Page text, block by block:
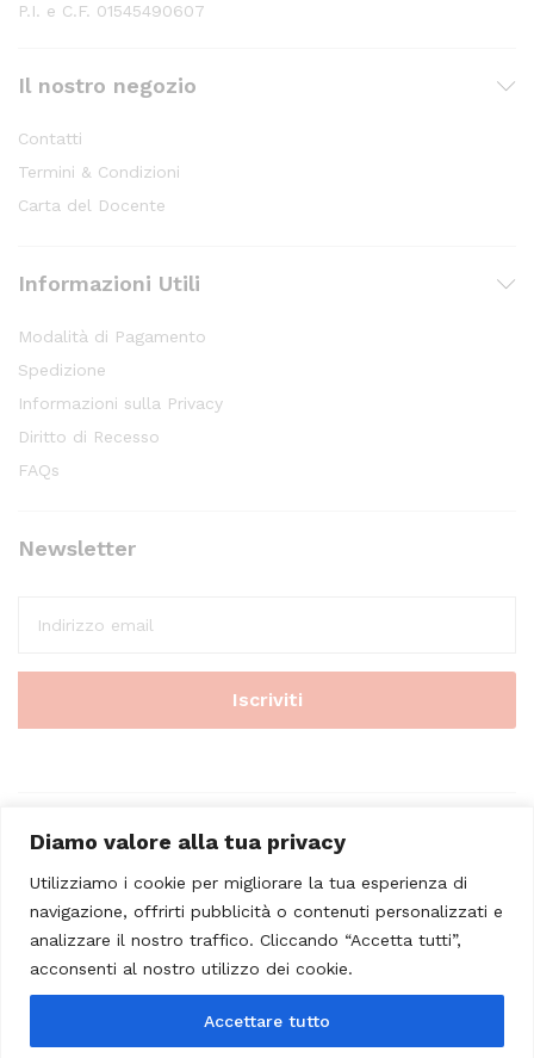
Diamo valore alla tua privacy
Utilizziamo i cookie per migliorare la tua esperienza di
navigazione, offrirti pubblicità o contenuti personalizzati e
analizzare il nostro traffico. Cliccando “Accetta tutti”,
acconsenti al nostro utilizzo dei cookie.
Accettare tutto
P.I. e C.F. 01545490607
Il nostro negozio
Contatti
Termini & Condizioni
Carta del Docente
Informazioni Utili
Modalità di Pagamento
Spedizione
Informazioni sulla Privacy
Diritto di Recesso
FAQs
Newsletter
© 2023 - Casa Musicale Vicini. All Rights Reserved